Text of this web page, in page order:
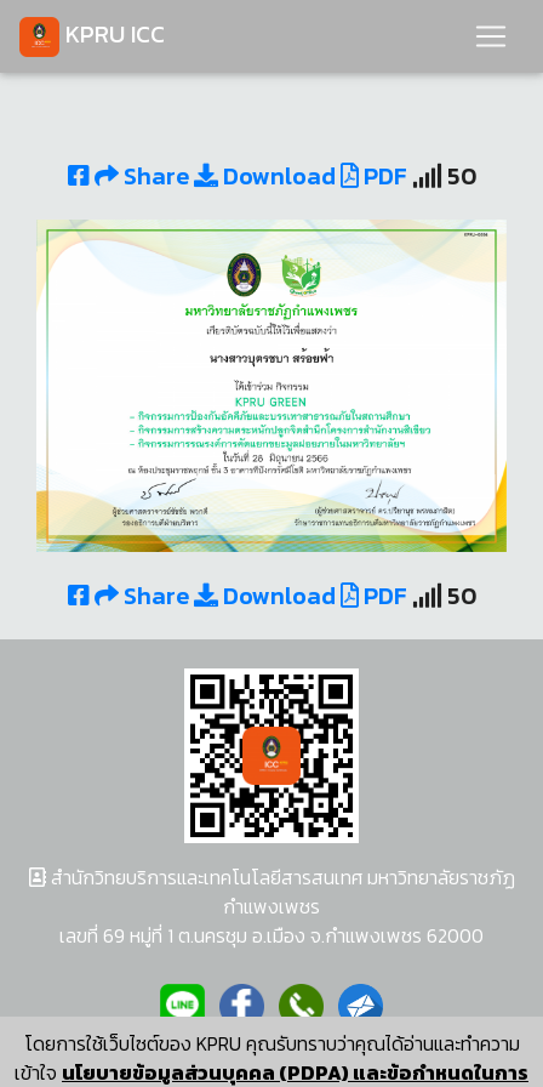
KPRU ICC
Share Download PDF 50
Share Download PDF 50
โดยการใช้เว็บไซต์ของ KPRU คุณรับทราบว่าคุณได้อ่านและทำความ
เข้าใจ นโยบายข้อมูลส่วนบุคคล (PDPA) และข้อกำหนดในการ
สำนักวิทยบริการและเทคโนโลยีสารสนเทศ มหาวิทยาลัยราชภัฏ
กำแพงเพชร
เลขที่ 69 หมู่ที่ 1 ต.นครชุม อ.เมือง จ.กำแพงเพชร 62000
ผู้พัฒนาระบบ อนุชา พวงผกา